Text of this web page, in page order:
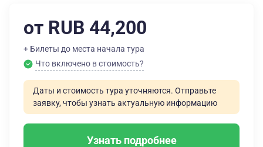
от RUB 44,200
+ Билеты до места начала тура
Что включено в стоимость?
Даты и стоимость тура уточняются. Отправьте
заявку, чтобы узнать актуальную информацию
Узнать подробнее